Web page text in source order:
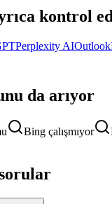
kontrol
Perplexity AIOutlook
da arıyor
Bing çalışmıyor